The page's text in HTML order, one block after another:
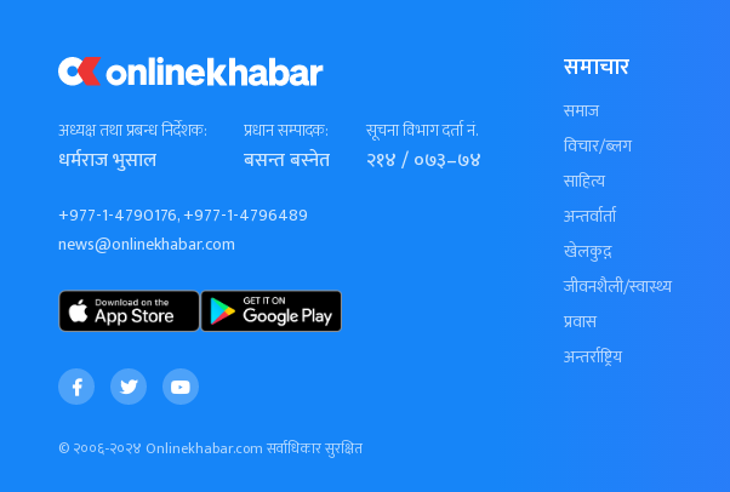
अध्यक्ष तथा प्रबन्ध निर्देशक:
धर्मराज भुसाल
प्रधान सम्पादक:
बसन्त बस्नेत
सूचना विभाग दर्ता नं.
२१४ / ०७३–७४
+977-1-4790176, +977-1-4796489
news@onlinekhabar.com
© २००६-२०२४ Onlinekhabar.com सर्वाधिकार सुरक्षित
समाचार
समाज
विचार/ब्लग
साहित्य
अन्तर्वार्ता
खेलकुद़़
जीवनशैली/स्वास्थ्य
प्रवास
अन्तर्राष्ट्रिय